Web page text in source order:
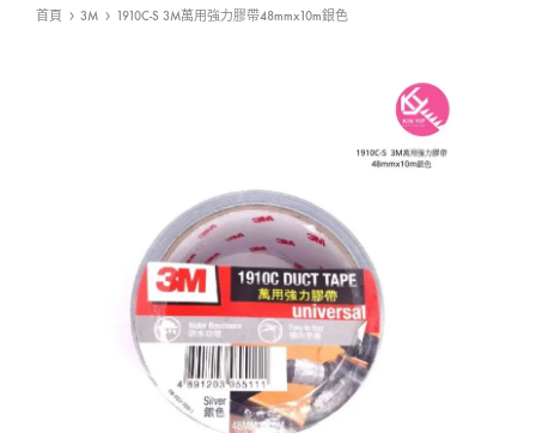
首頁 3M 1910C-S 3M萬用強力膠帶48mmx10m銀色